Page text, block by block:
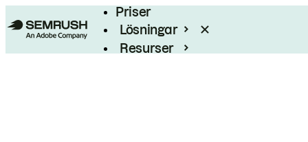
Priser
Lösningar
Resurser